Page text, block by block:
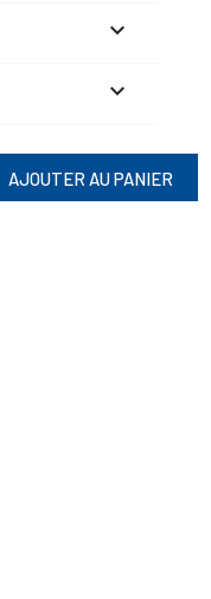
AJOUTER AU PANIER

